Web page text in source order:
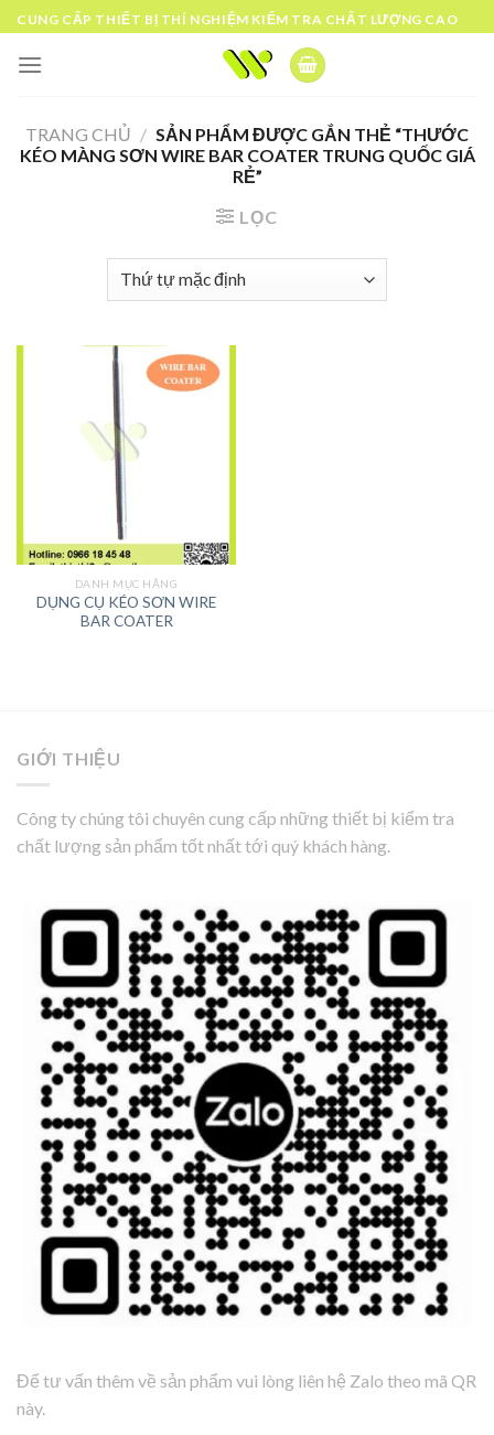
Skip
to
content
CUNG CẤP THIẾT BỊ THÍ NGHIỆM KIỂM TRA CHẤT LƯỢNG CAO
TRANG CHỦ / SẢN PHẨM ĐƯỢC GẮN THẺ “THƯỚC
KÉO MÀNG SƠN WIRE BAR COATER TRUNG QUỐC GIÁ
RẺ”
LỌC
DANH MỤC HÃNG
DỤNG CỤ KÉO SƠN WIRE
BAR COATER
GIỚI THIỆU
Công ty chúng tôi chuyên cung cấp những thiết bị kiểm tra
chất lượng sản phẩm tốt nhất tới quý khách hàng.
Để tư vấn thêm về sản phẩm vui lòng liên hệ Zalo theo mã QR
này.